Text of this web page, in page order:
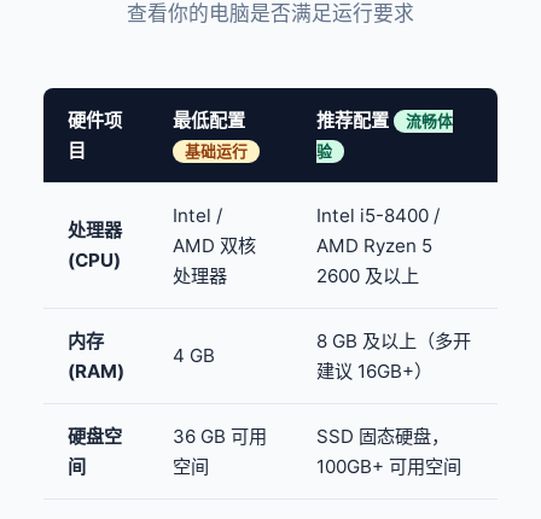
查看你的电脑是否满足运行要求
硬件项
目
最低配置
基础运行
推荐配置
流畅体
验
处理器
(CPU)
Intel /
AMD 双核
处理器
Intel i5-8400 /
AMD Ryzen 5
2600 及以上
内存
(RAM)
4 GB
8 GB 及以上（多开
建议 16GB+）
硬盘空
间
36 GB 可用
空间
SSD 固态硬盘，
100GB+ 可用空间